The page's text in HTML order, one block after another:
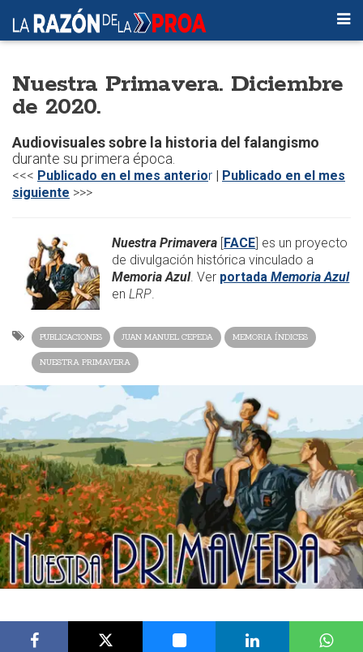
Nuestra Primavera. Diciembre
de 2020.
Audiovisuales sobre la historia del falangismo
durante su primera época.
<<< Publicado en el mes anterior | Publicado en el mes
siguiente >>>​
Nuestra Primavera [FACE] es un proyecto
de divulgación histórica vinculado a
Memoria Azul. Ver portadaMemoria Azul
enLRP.
PUBLICACIONES JUAN MANUEL CEPEDA MEMORIA ÍNDICES
NUESTRA PRIMAVERA